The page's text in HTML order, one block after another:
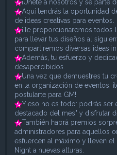
¡Únete a nosotros y sé parte
Aquí tendrás la oportunidad
de ideas creativas para eventos.
¡Te proporcionaremos todos
para llevar tus diseños al
compartiremos diversas ideas
Además, tu esfuerzo y
desapercibidos.
Una vez que demuestres tu
en la organización de eventos,
postularte para GM!
Y eso no es todo: podrás
destacado del mes" y disfrutar
También habrá premios
administradores para aquellos
esfuercen al máximo y lleven
Night a nuevas alturas.